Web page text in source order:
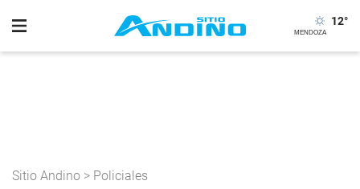
12°
Sitio Andino > Policiales